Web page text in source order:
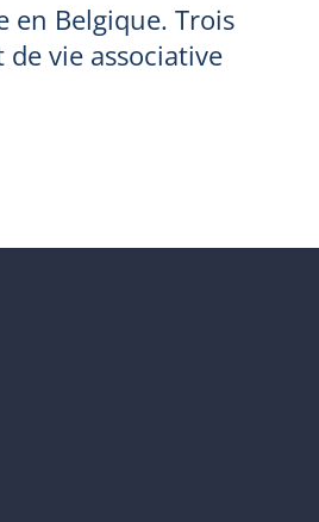
en Belgique. Trois
vie associative